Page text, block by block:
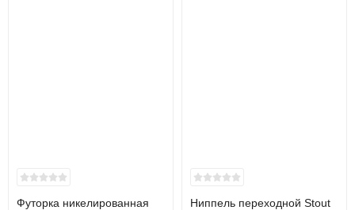
Футорка никелированная
Ниппель переходной Stout